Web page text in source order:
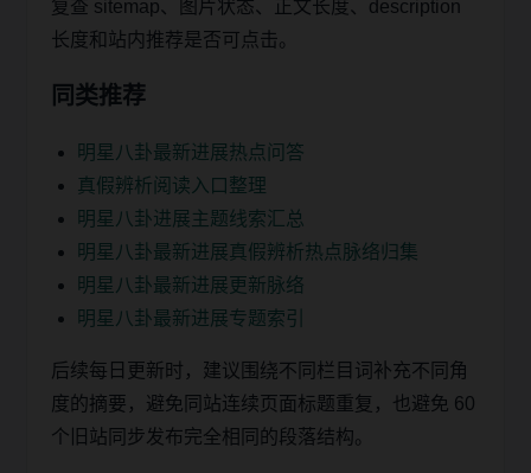
复查 sitemap、图片状态、正文长度、description
长度和站内推荐是否可点击。
同类推荐
明星八卦最新进展热点问答
真假辨析阅读入口整理
明星八卦进展主题线索汇总
明星八卦最新进展真假辨析热点脉络归集
明星八卦最新进展更新脉络
明星八卦最新进展专题索引
后续每日更新时，建议围绕不同栏目词补充不同角
度的摘要，避免同站连续页面标题重复，也避免 60
个旧站同步发布完全相同的段落结构。